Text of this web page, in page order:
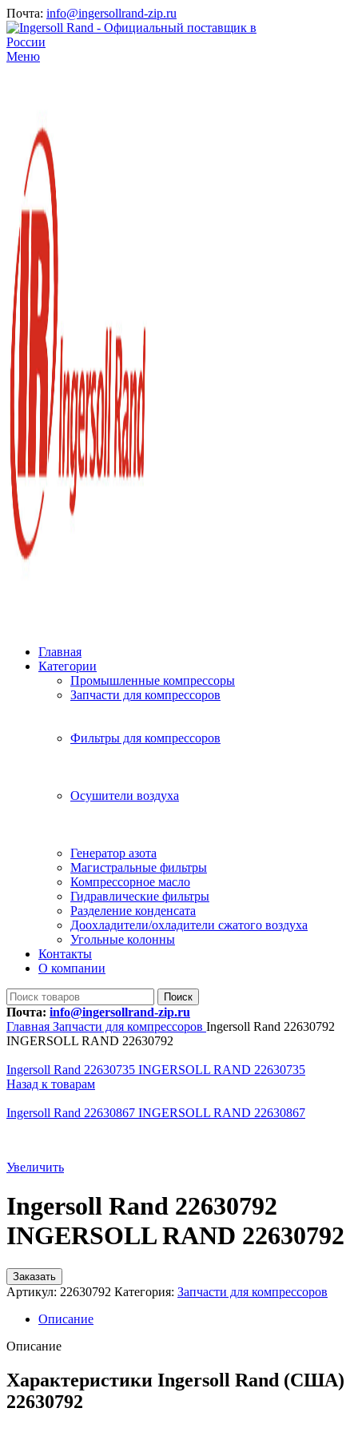
Почта: info@ingersollrand-zip.ru
Меню
Главная
Категории
Промышленные компрессоры
Запчасти для компрессоров
Фильтры для компрессоров
Осушители воздуха
Генератор азота
Магистральные фильтры
Компрессорное масло
Гидравлические фильтры
Разделение конденсата
Доохладители/охладители сжатого воздуха
Угольные колонны
Контакты
О компании
Поиск
Почта: info@ingersollrand-zip.ru
Главная Запчасти для компрессоров Ingersoll Rand 22630792
INGERSOLL RAND 22630792
Ingersoll Rand 22630735 INGERSOLL RAND 22630735
Назад к товарам
Ingersoll Rand 22630867 INGERSOLL RAND 22630867
Увеличить
Ingersoll Rand 22630792
INGERSOLL RAND 22630792
Заказать
Артикул: 22630792 Категория: Запчасти для компрессоров
Описание
Описание
Характеристики Ingersoll Rand (США)
22630792